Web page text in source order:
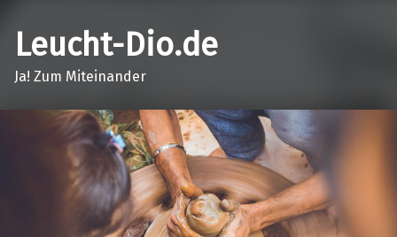
Leucht-Dio.de
Ja! Zum Miteinander